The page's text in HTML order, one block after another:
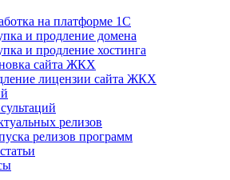
на платформе 1С
и продление домена
и продление хостинга
сайта ЖКХ
лицензии сайта ЖКХ
релизов
релизов программ